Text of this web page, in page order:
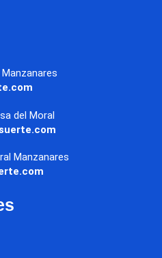
del Moral
Manzanares